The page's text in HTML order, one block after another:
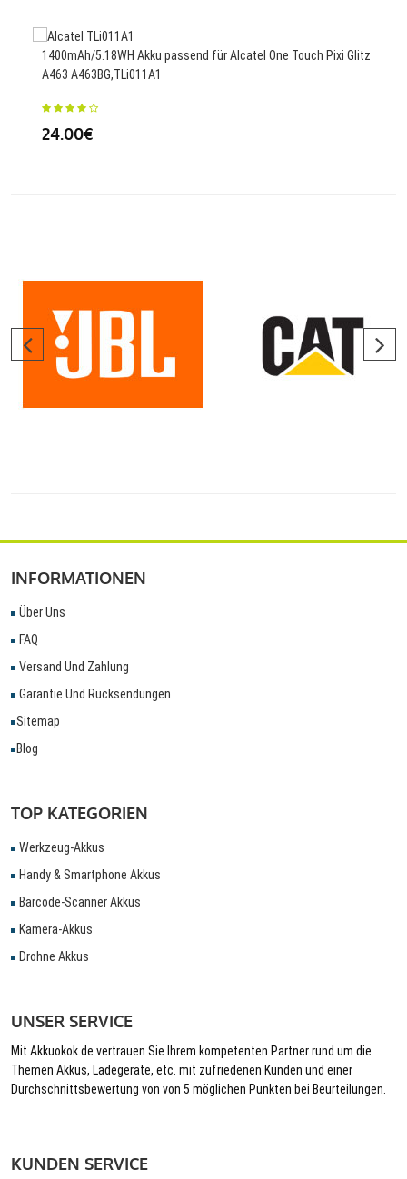
1400mAh/5.18WH Akku passend für Alcatel One Touch Pixi Glitz
A463 A463BG,TLi011A1
24.00€
INFORMATIONEN
Über Uns
FAQ
Versand Und Zahlung
Garantie Und Rücksendungen
Sitemap
Blog
TOP KATEGORIEN
Werkzeug-Akkus
Handy & Smartphone Akkus
Barcode-Scanner Akkus
Kamera-Akkus
Drohne Akkus
UNSER SERVICE
Mit Akkuokok.de vertrauen Sie Ihrem kompetenten Partner rund um die
Themen Akkus, Ladegeräte, etc. mit zufriedenen Kunden und einer
Durchschnittsbewertung von von 5 möglichen Punkten bei Beurteilungen.
KUNDEN SERVICE